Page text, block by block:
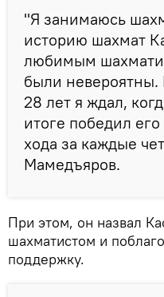
"Я занимаюсь
историю шахмат
любимым
были невероятны.
28 лет я ждал,
итоге победил
хода за каждые
Мамедъяров.
При этом, он назвал
шахматистом и
поддержку.